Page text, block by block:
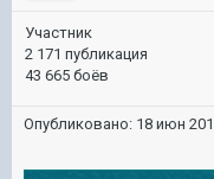
Участник
2 171 публикация
43 665 боёв
Опубликовано: 18 июн